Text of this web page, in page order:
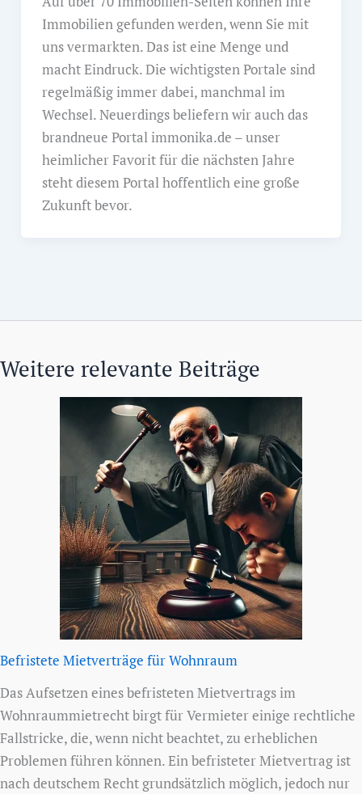
Immobilien gefunden werden, wenn Sie mit
uns vermarkten. Das ist eine Menge und
macht Eindruck. Die wichtigsten Portale sind
regelmäßig immer dabei, manchmal im
Wechsel. Neuerdings beliefern wir auch das
brandneue Portal immonika.de – unser
heimlicher Favorit für die nächsten Jahre
steht diesem Portal hoffentlich eine große
Zukunft bevor.
Weitere relevante Beiträge
Befristete Mietverträge für Wohnraum
Das Aufsetzen eines befristeten Mietvertrags im
Wohnraummietrecht birgt für Vermieter einige rechtliche
Fallstricke, die, wenn nicht beachtet, zu erheblichen
Problemen führen können. Ein befristeter Mietvertrag ist
nach deutschem Recht grundsätzlich möglich, jedoch nur